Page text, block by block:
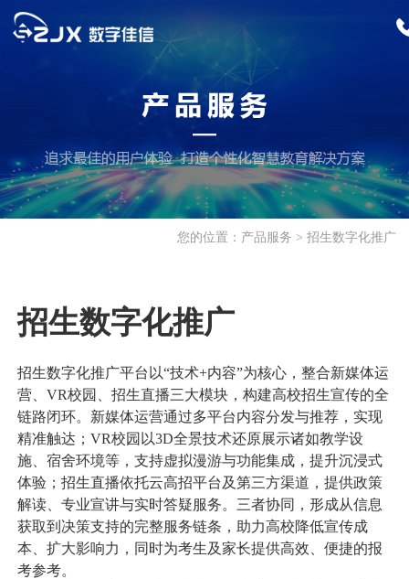
招生迎新
招生云服务
迎新综合服务平台
餐饮管理系统
人事管理系统 更多>>
出国留学管理平台 来华留学生教学管
就业综合服务平台 学生综合服务平台
支撑平台
数据中台 数据驾驶舱
统一身份认证 统一信息门户
其他
工会提案管理系统 智能钥匙柜管理系统
公司快讯
服务支持
您的位置： 产品服务 招生数字化推广
招生数字化推广
招生数字化推广平台以“技术+内容”为核心，整合新媒体运
营、VR校园、招生直播三大模块，构建高校招生宣传的全
链路闭环。新媒体运营通过多平台内容分发与推荐，实现
精准触达；VR校园以3D全景技术还原展示诸如教学设
施、宿舍环境等，支持虚拟漫游与功能集成，提升沉浸式
体验；招生直播依托云高招平台及第三方渠道，提供政策
解读、专业宣讲与实时答疑服务。三者协同，形成从信息
获取到决策支持的完整服务链条，助力高校降低宣传成
本、扩大影响力，同时为考生及家长提供高效、便捷的报
考参考。